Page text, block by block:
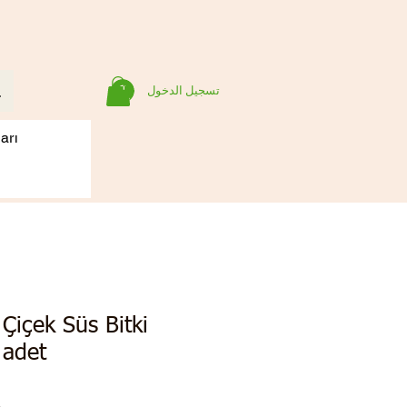
تسجيل الدخول
Süs Bitki